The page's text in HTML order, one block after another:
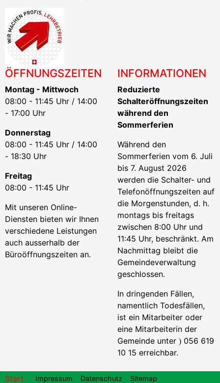
ÖFFNUNGSZEITEN
Montag - Mittwoch
08:00 - 11:45 Uhr / 14:00
- 17:00 Uhr
Donnerstag
08:00 - 11:45 Uhr / 14:00
- 18:30 Uhr
Freitag
08:00 - 11:45 Uhr
Mit unseren Online-
Diensten bieten wir Ihnen
verschiedene Leistungen
auch ausserhalb der
Büroöffnungszeiten an.
INFORMATIONEN
Reduzierte
Schalteröffnungszeiten
während den
Sommerferien
Während den
Sommerferien vom 6. Juli
bis 7. August 2026
werden die Schalter- und
Telefonöffnungszeiten auf
die Morgenstunden, d. h.
montags bis freitags
zwischen 8:00 Uhr und
11:45 Uhr, beschränkt. Am
Nachmittag bleibt die
Gemeindeverwaltung
geschlossen.
In dringenden Fällen,
namentlich Todesfällen,
ist ein Mitarbeiter oder
eine Mitarbeiterin der
Gemeinde unter ) 056 619
10 15 erreichbar.
Start Impressum Datenschutz Sitemap